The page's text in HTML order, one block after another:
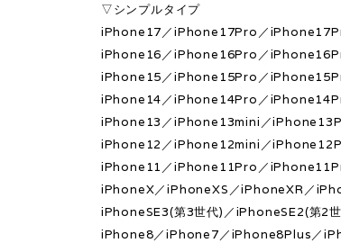
▽シンプルタイプ
iPhone17／iPhone17Pro／
iPhone16／iPhone16Pro／
iPhone15／iPhone15Pro／
iPhone14／iPhone14Pro／
iPhone13／iPhone13mini／
iPhone12／iPhone12mini／
iPhone11／iPhone11Pro／
iPhoneX／iPhoneXS／iPhoneXR／
iPhoneSE3(第3世代)／iPhoneSE2(第2
iPhone8／iPhone7／iPhone8Plus／